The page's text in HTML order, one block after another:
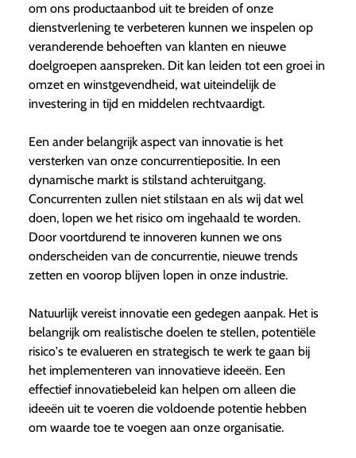
om ons productaanbod uit te breiden of onze
dienstverlening te verbeteren kunnen we inspelen op
veranderende behoeften van klanten en nieuwe
doelgroepen aanspreken. Dit kan leiden tot een groei in
omzet en winstgevendheid, wat uiteindelijk de
investering in tijd en middelen rechtvaardigt.
Een ander belangrijk aspect van innovatie is het
versterken van onze concurrentiepositie. In een
dynamische markt is stilstand achteruitgang.
Concurrenten zullen niet stilstaan en als wij dat wel
doen, lopen we het risico om ingehaald te worden.
Door voortdurend te innoveren kunnen we ons
onderscheiden van de concurrentie, nieuwe trends
zetten en voorop blijven lopen in onze industrie.
Natuurlijk vereist innovatie een gedegen aanpak. Het is
belangrijk om realistische doelen te stellen, potentiële
risico's te evalueren en strategisch te werk te gaan bij
het implementeren van innovatieve ideeën. Een
effectief innovatiebeleid kan helpen om alleen die
ideeën uit te voeren die voldoende potentie hebben
om waarde toe te voegen aan onze organisatie.